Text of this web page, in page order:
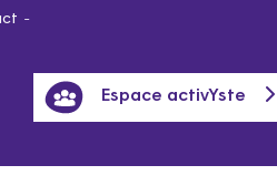
Espace activYste